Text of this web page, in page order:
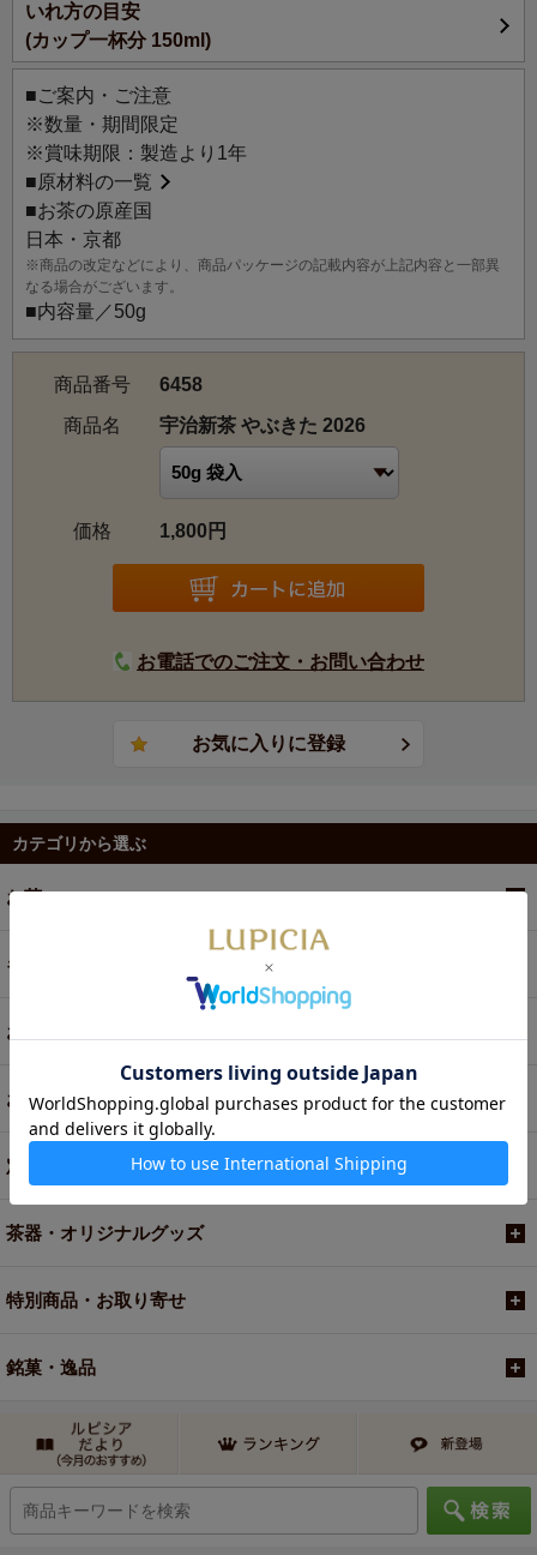
都・宇治。
このお茶は宇治茶の最大産地、京都府相楽郡（そうらくぐ
ん）和束(わづか)町の生産者からお届けする上級煎茶です。
最大の魅力は宇治ならではの香り高さ。飲み口は透き通る
ような清らかさでありながら、上質な甘みとうまみを感
じ、心地よい余韻が広がります。
ピンと伸びた、光沢のある深緑色に輝く茶葉が見た目にも
美しい、伝統的な浅蒸し仕上げの煎茶です。
繊細な和菓子との相性も良く、お客様のおもてなしや、贈
りものにもおすすめです。
まさに日本を代表する名産地・宇治を体現する味わいの新
【仕上げ】浅蒸し
いれ方の目安
(カップ一杯分 150ml)
■ご案内・ご注意
※数量・期間限定
※賞味期限：製造より1年
■原材料の一覧
■お茶の原産国
日本・京都
※商品の改定などにより、商品パッケージの記載内容が上記内容と一部異
なる場合がございます。
■内容量／50g
商品番号
6458
商品名
宇治新茶 やぶきた 2026
価格 1,800円
お電話でのご注文・お問い合わせ
カテゴリから選ぶ
お茶
ギフト
お菓子・食品・飲料
お買い得商品
定期便
茶器・オリジナルグッズ
特別商品・お取り寄せ
銘菓・逸品